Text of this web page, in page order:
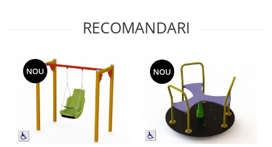
RECOMANDARI
NOU NOU